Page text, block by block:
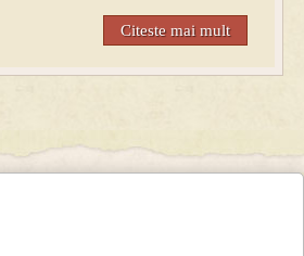
Citeste mai mult